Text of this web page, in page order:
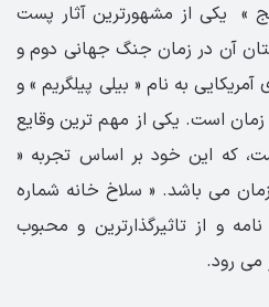
» یکی از مشهورترین آثار پست
آن در زمان جنگ جهانی دوم و
به نام « بیلی پیلگریم » و
است. یکی از مهم ترین وقایع
که این خود بر اساس تجربه «
می باشد. « سلاخ خانه شماره
و از تاثیرگذارترین و محبوب
می رود.